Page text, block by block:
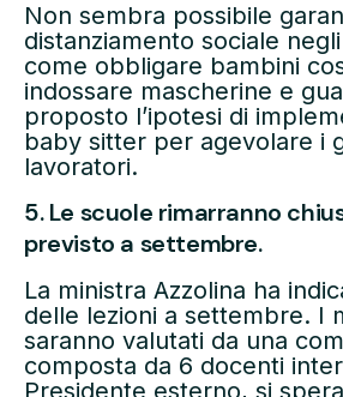
Non sembra possibile
distanziamento sociale
come obbligare bambini
indossare mascherine e
proposto l’ipotesi di
baby sitter per agevolare i
lavoratori.
5. Le scuole rimarranno
previsto a settembre.
La ministra Azzolina ha
delle lezioni a settembre. I
saranno valutati da una
composta da 6 docenti